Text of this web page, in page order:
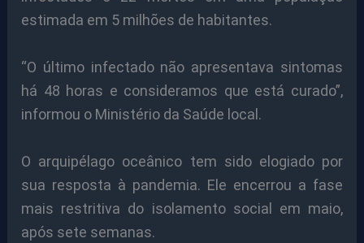
estimada em 5 milhões de habitantes.
“O último infectado não apresentava sintomas
há 48 horas e consideramos que está curado”,
informou o Ministério da Saúde local.
O arquipélago oceânico tem sido elogiado por
sua resposta à pandemia. Ele encerrou a fase
mais restritiva do isolamento social em maio,
após sete semanas.